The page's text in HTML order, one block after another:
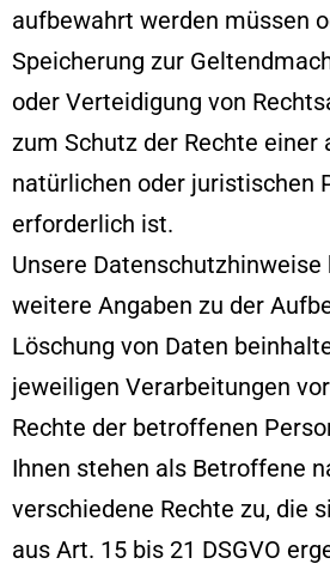
aufbewahrt werden müssen
Speicherung zur
oder Verteidigung von
zum Schutz der Rechte einer
natürlichen oder juristischen
erforderlich ist.
Unsere
weitere Angaben zu der
Löschung von Daten
jeweiligen Verarbeitungen
Rechte der betroffenen
Ihnen stehen als Betroffene
verschiedene Rechte zu, die
aus Art. 15 bis 21 DSGVO